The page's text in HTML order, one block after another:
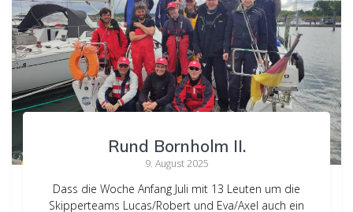
Rund Bornholm II.
9. August 2025
Dass die Woche Anfang Juli mit 13 Leuten um die
Skipperteams Lucas/Robert und Eva/Axel auch ein